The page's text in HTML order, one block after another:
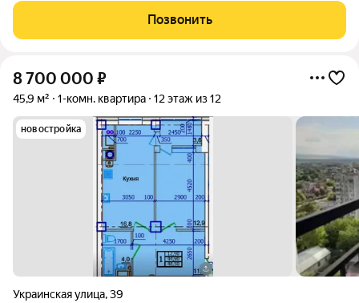
центре города. Дом уже сдан в 2024 году можно сразу
приступать к ремонту и переезжать.
Позвонить
8 700 000 ₽
45,9 м² 1-комн. квартира 12 этаж из 12
новостройка
Украинская улица,39